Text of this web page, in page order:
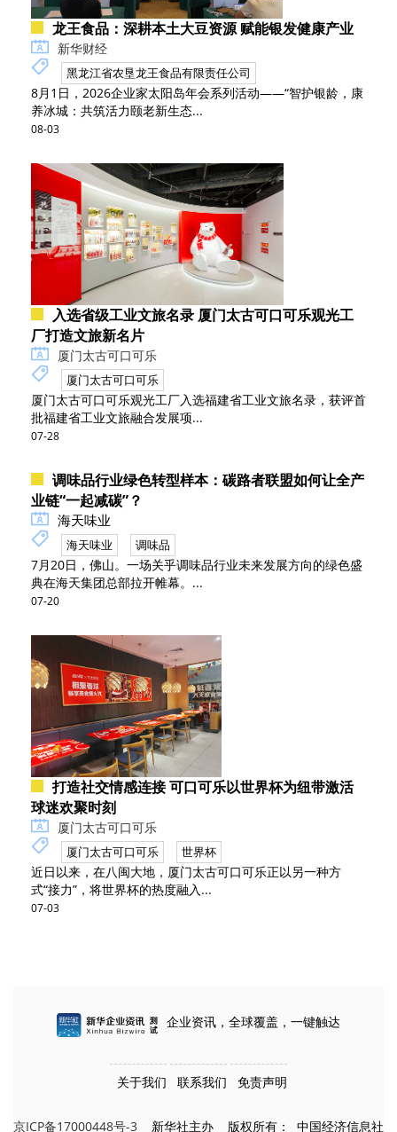
龙王食品：深耕本土大豆资源 赋能银发健康产业
新华财经
黑龙江省农垦龙王食品有限责任公司
8月1日，2026企业家太阳岛年会系列活动——“智护银龄，康
养冰城：共筑活力颐老新生态...
08-03
入选省级工业文旅名录 厦门太古可口可乐观光工
厂打造文旅新名片
厦门太古可口可乐
厦门太古可口可乐
厦门太古可口可乐观光工厂入选福建省工业文旅名录，获评首
批福建省工业文旅融合发展项...
07-28
调味品行业绿色转型样本：碳路者联盟如何让全产
业链“一起减碳”？
海天味业
海天味业 调味品
7月20日，佛山。一场关乎调味品行业未来发展方向的绿色盛
典在海天集团总部拉开帷幕。...
07-20
打造社交情感连接 可口可乐以世界杯为纽带激活
球迷欢聚时刻
厦门太古可口可乐
厦门太古可口可乐 世界杯
近日以来，在八闽大地，厦门太古可口可乐正以另一种方
式“接力”，将世界杯的热度融入...
07-03
企业资讯，全球覆盖，一键触达
关于我们 联系我们 免责声明
京ICP备17000448号-3 新华社主办 版权所有： 中国经济信息社